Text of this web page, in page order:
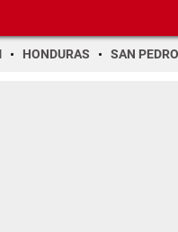
HONDURAS SAN PEDRO